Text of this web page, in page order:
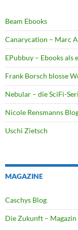
Beam Ebooks
Canarycation – Marc
EPubbuy – Ebooks als
Frank Borsch blosse
Nebular – die SciFi-
Nicole Rensmanns
Uschi Zietsch
MAGAZINE
Caschys Blog
Die Zukunft – Magazin